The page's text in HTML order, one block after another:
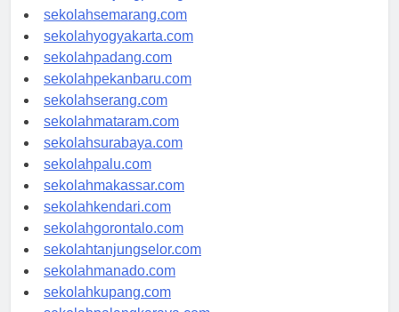
sekolahtanjungpinang.com
sekolahsemarang.com
sekolahyogyakarta.com
sekolahpadang.com
sekolahpekanbaru.com
sekolahserang.com
sekolahmataram.com
sekolahsurabaya.com
sekolahpalu.com
sekolahmakassar.com
sekolahkendari.com
sekolahgorontalo.com
sekolahtanjungselor.com
sekolahmanado.com
sekolahkupang.com